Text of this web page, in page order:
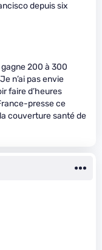
depuis six
gagne 200 à 300
n’ai pas envie
faire d’heures
presse ce
couverture santé de